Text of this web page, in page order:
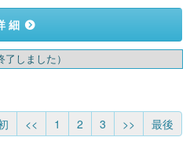
細
了しました）
<< 1 2 3 >> 最後